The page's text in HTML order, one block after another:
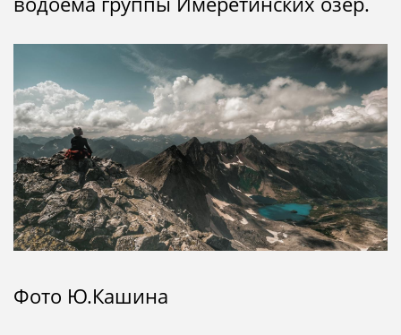
Фото Ю.Кашина